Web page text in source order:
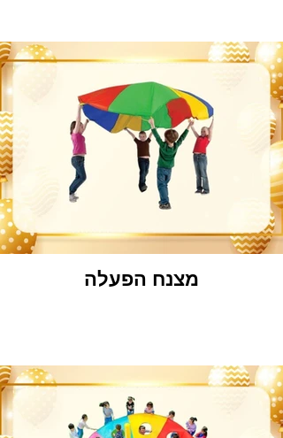
מצנח הפעלה